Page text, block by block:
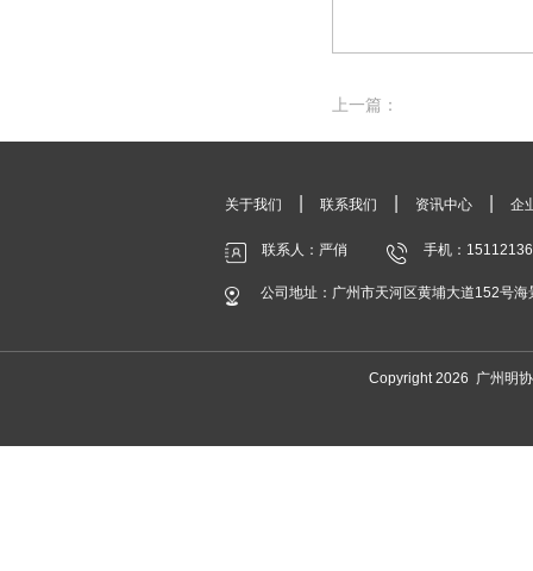
上一篇：
关于我们 联系我们 资讯中心 企
联系人：严俏 手机：
公司地址：广州市天河区黄埔大道152号
Copyright 2026 广州明